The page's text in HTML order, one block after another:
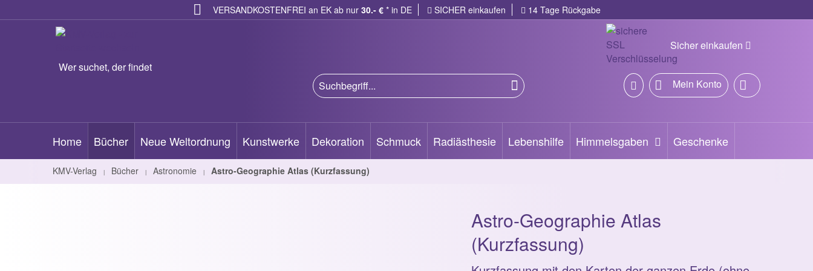
VERSANDKOSTENFREI an EK ab nur 30.- € * in DE SICHER einkaufen 14 Tage Rückgabe
Sicher einkaufen
Wer suchet, der findet
Mein Konto
Home Bücher Neue Weltordnung Kunstwerke Dekoration Schmuck Radiästhesie Lebenshilfe Himmelsgaben Geschenke
KMV-Verlag | Bücher | Astronomie | Astro-Geographie Atlas (Kurzfassung)
Astro-Geographie Atlas
(Kurzfassung)